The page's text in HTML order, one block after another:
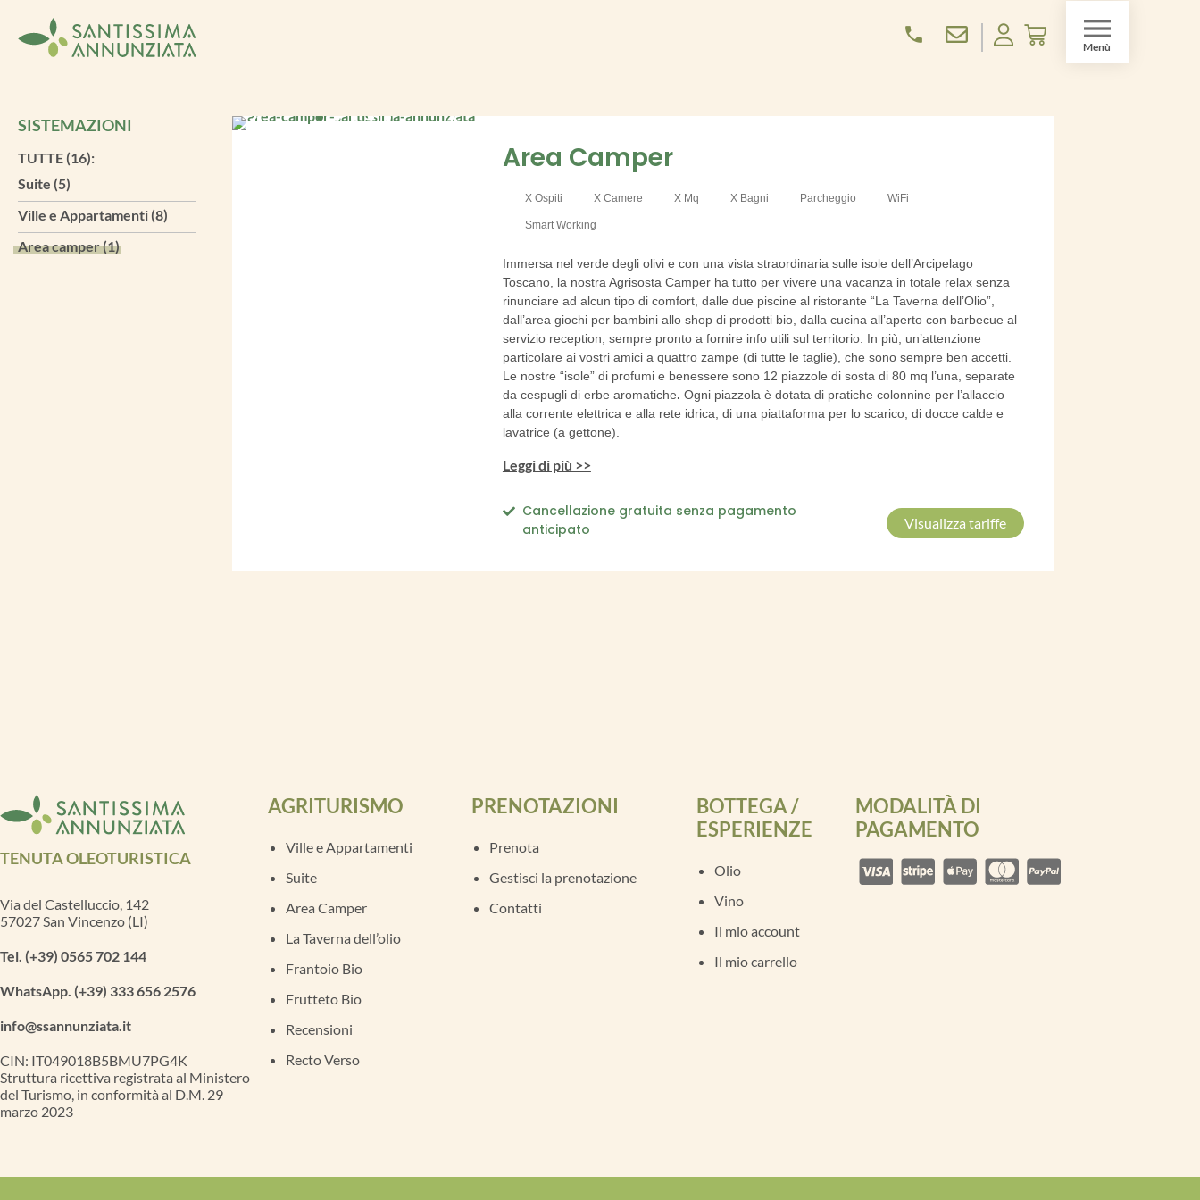
SISTEMAZIONI
TUTTE (16):
Suite (5)
Ville e Appartamenti (8)
Area camper (1)
Area Camper
X Ospiti X Camere X Mq X Bagni Parcheggio WiFi
Smart Working
Immersa nel verde degli olivi e con una vista straordinaria sulle isole dell’Arcipelago
Toscano, la nostra Agrisosta Camper ha tutto per vivere una vacanza in totale relax senza
rinunciare ad alcun tipo di comfort, dalle due piscine al ristorante “La Taverna dell’Olio”,
dall’area giochi per bambini allo shop di prodotti bio, dalla cucina all’aperto con barbecue al
servizio reception, sempre pronto a fornire info utili sul territorio. In più, un’attenzione
particolare ai vostri amici a quattro zampe (di tutte le taglie), che sono sempre ben accetti.
Le nostre “isole” di profumi e benessere sono 12 piazzole di sosta di 80 mq l’una, separate
da cespugli di erbe aromatiche. Ogni piazzola è dotata di pratiche colonnine per l’allaccio
alla corrente elettrica e alla rete idrica, di una piattaforma per lo scarico, di docce calde e
lavatrice (a gettone).
Leggi di più >>
Cancellazione gratuita senza pagamento
anticipato
Visualizza tariffe
TENUTA OLEOTURISTICA
Via del Castelluccio, 142
57027 San Vincenzo (LI)
Tel. (+39) 0565 702 144
WhatsApp. (+39) 333 656 2576
info@ssannunziata.it
CIN: IT049018B5BMU7PG4K
Struttura ricettiva registrata al Ministero
del Turismo, in conformità al D.M. 29
marzo 2023
AGRITURISMO
Ville e Appartamenti
Suite
Area Camper
La Taverna dell’olio
Frantoio Bio
Frutteto Bio
Recensioni
Recto Verso
PRENOTAZIONI
Prenota
Gestisci la prenotazione
Contatti
BOTTEGA /
ESPERIENZE
Olio
Vino
Il mio account
Il mio carrello
MODALITÀ DI
PAGAMENTO